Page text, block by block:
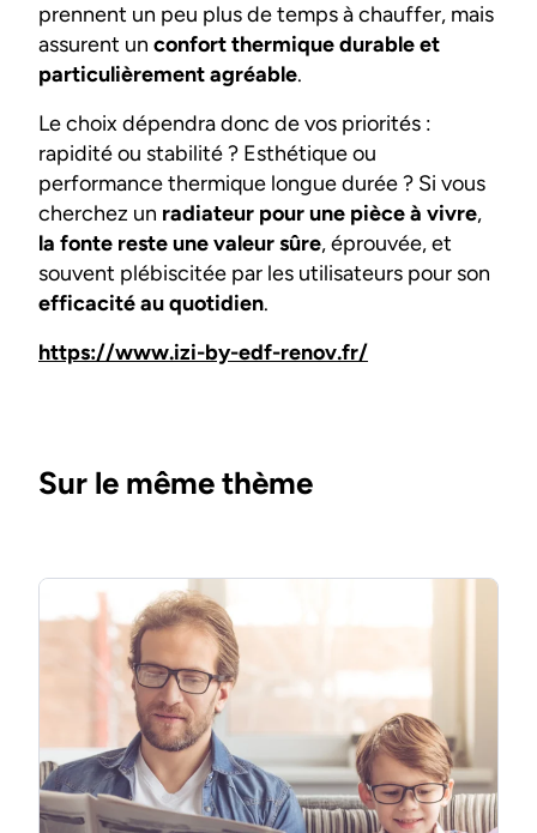
prennent un peu plus de temps à chauffer, mais
assurent un confort thermique durable et
particulièrement agréable.
Le choix dépendra donc de vos priorités :
rapidité ou stabilité ? Esthétique ou
performance thermique longue durée ? Si vous
cherchez un radiateur pour une pièce à vivre,
la fonte reste une valeur sûre, éprouvée, et
souvent plébiscitée par les utilisateurs pour son
efficacité au quotidien.
https://www.izi-by-edf-renov.fr/
Sur le même thème